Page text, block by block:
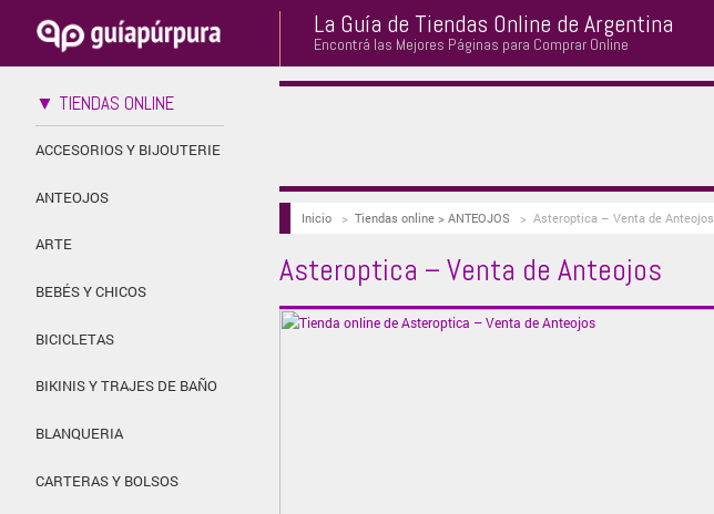
La Guía de Tiendas Online de Argentina
Encontrá las Mejores Páginas para Comprar Online
▼ TIENDAS ONLINE
ACCESORIOS Y BIJOUTERIE
ANTEOJOS
ARTE
BEBÉS Y CHICOS
BICICLETAS
BIKINIS Y TRAJES DE BAÑO
BLANQUERIA
CARTERAS Y BOLSOS
Inicio> Tiendas online > ANTEOJOS> Asteroptica – Venta de Anteojos
Asteroptica – Venta de Anteojos